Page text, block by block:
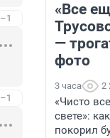
–1
–1
«Все
—
фото
3 часа 2
«Чисто
свете»:
покорил